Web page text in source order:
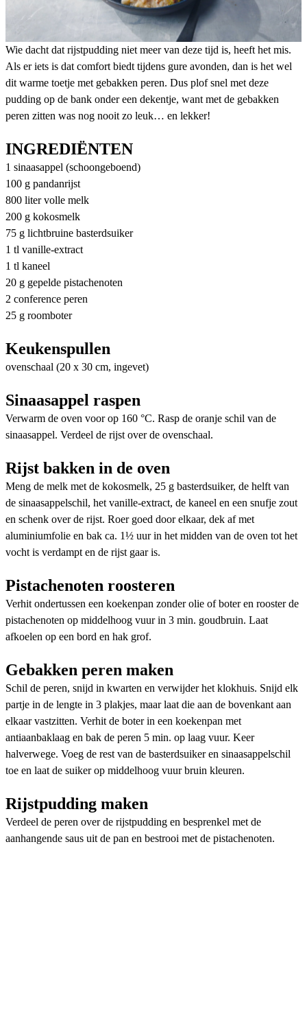
Wie dacht dat rijstpudding niet meer van deze tijd is, heeft het mis.
Als er iets is dat comfort biedt tijdens gure avonden, dan is het wel
dit warme toetje met gebakken peren. Dus plof snel met deze
pudding op de bank onder een dekentje, want met de gebakken
peren zitten was nog nooit zo leuk… en lekker!
INGREDIËNTEN
1 sinaasappel (schoongeboend)
100 g pandanrijst
800 liter volle melk
200 g kokosmelk
75 g lichtbruine basterdsuiker
1 tl vanille-extract
1 tl kaneel
20 g gepelde pistachenoten
2 conference peren
25 g roomboter
Keukenspullen
ovenschaal (20 x 30 cm, ingevet)
Sinaasappel raspen
Verwarm de oven voor op 160 °C. Rasp de oranje schil van de
sinaasappel. Verdeel de rijst over de ovenschaal.
Rijst bakken in de oven
Meng de melk met de kokosmelk, 25 g basterdsuiker, de helft van
de sinaasappelschil, het vanille-extract, de kaneel en een snufje zout
en schenk over de rijst. Roer goed door elkaar, dek af met
aluminiumfolie en bak ca. 1½ uur in het midden van de oven tot het
vocht is verdampt en de rijst gaar is.
Pistachenoten roosteren
Verhit ondertussen een koekenpan zonder olie of boter en rooster de
pistachenoten op middelhoog vuur in 3 min. goudbruin. Laat
afkoelen op een bord en hak grof.
Gebakken peren maken
Schil de peren, snijd in kwarten en verwijder het klokhuis. Snijd elk
partje in de lengte in 3 plakjes, maar laat die aan de bovenkant aan
elkaar vastzitten. Verhit de boter in een koekenpan met
antiaanbaklaag en bak de peren 5 min. op laag vuur. Keer
halverwege. Voeg de rest van de basterdsuiker en sinaasappelschil
toe en laat de suiker op middelhoog vuur bruin kleuren.
Rijstpudding maken
Verdeel de peren over de rijstpudding en besprenkel met de
aanhangende saus uit de pan en bestrooi met de pistachenoten.